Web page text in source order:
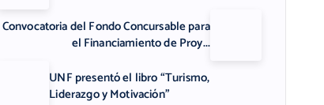
Convocatoria del Fondo Concursable para
el Financiamiento de Proy...
UNF presentó el libro “Turismo,
Liderazgo y Motivación”